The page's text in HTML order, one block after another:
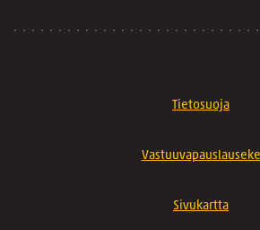
Tietosuoja
Vastuuvapauslauseke
Sivukartta